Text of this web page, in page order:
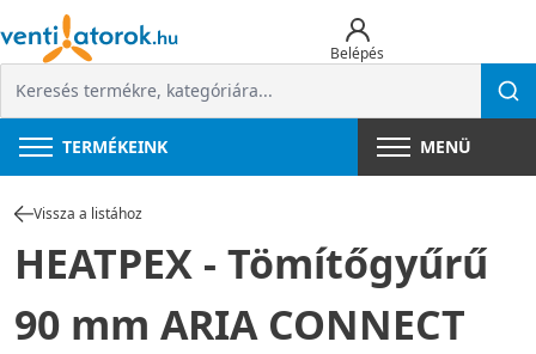
Belépés
TERMÉKEINK MENÜ
Vissza a listához
HEATPEX - Tömítőgyűrű
90 mm ARIA CONNECT